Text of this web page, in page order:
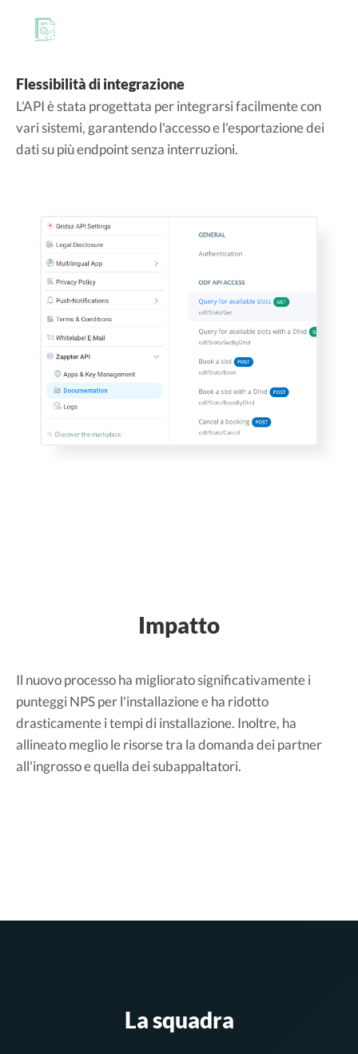
Flessibilità di integrazione
L'API è stata progettata per integrarsi facilmente con
vari sistemi, garantendo l'accesso e l'esportazione dei
dati su più endpoint senza interruzioni.
Impatto
Il nuovo processo ha migliorato significativamente i
punteggi NPS per l'installazione e ha ridotto
drasticamente i tempi di installazione. Inoltre, ha
allineato meglio le risorse tra la domanda dei partner
all'ingrosso e quella dei subappaltatori.
La squadra